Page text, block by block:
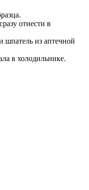
отнести в
шпатель из аптечной
в холодильнике.